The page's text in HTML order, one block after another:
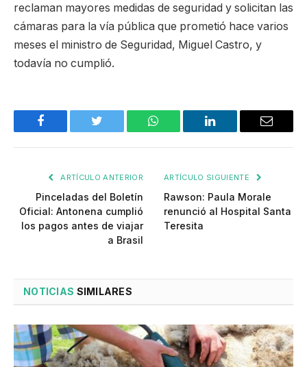
reclaman mayores medidas de seguridad y solicitan las
cámaras para la vía pública que prometió hace varios
meses el ministro de Seguridad, Miguel Castro, y
todavía no cumplió.
Facebook Twitter WhatsApp LinkedIn Email
ARTÍCULO ANTERIOR
Pinceladas del Boletín
Oficial: Antonena cumplió
los pagos antes de viajar
a Brasil
ARTÍCULO SIGUIENTE
Rawson: Paula Morale
renunció al Hospital Santa
Teresita
NOTICIAS SIMILARES